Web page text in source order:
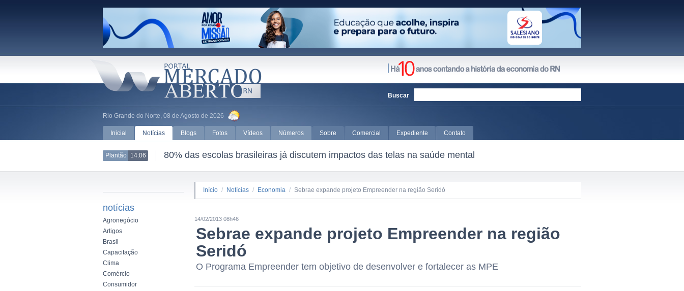
Rio Grande do Norte, 08 de Agosto de 2026
Buscar
Inicial Notícias Blogs Fotos Vídeos Números Sobre Comercial Expediente Contato
Plantão 14:06 80% das escolas brasileiras já discutem impactos das telas na saúde mental
notícias
Agronegócio
Artigos
Brasil
Capacitação
Clima
Comércio
Consumidor
Início / Notícias / Economia / Sebrae expande projeto Empreender na região Seridó
14/02/2013 08h46
Sebrae expande projeto Empreender na região
Seridó
O Programa Empreender tem objetivo de desenvolver e fortalecer as MPE